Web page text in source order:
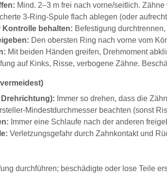
Mind. 2–3 m frei nach vorne/seitlich. Zähne
3-Ring-Spule flach ablegen (oder
Kontrolle behalten: Befestigung
Den obersten Ring nach vorne vom
Mit beiden Händen greifen, Drehmoment
auf Kinks, Risse, verbogene Zähne.
Immer so drehen, dass die
Mindestdurchmesser beachten (sonst
Immer eine Schlaufe nach der anderen
Verletzungsgefahr durch Zahnkontakt und
durchführen; beschädigte oder lose Teile